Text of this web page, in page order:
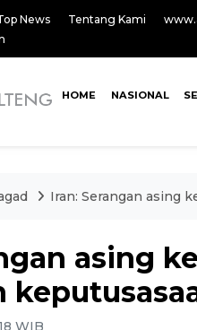
News Tentang Kami
HOME NASIONAL
Iran: Serangan asing
asing
WIB